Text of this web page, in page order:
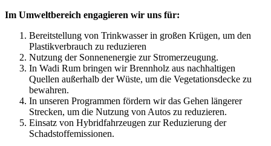
Im Umweltbereich engagieren wir uns für:
Bereitstellung von Trinkwasser in großen Krügen, um den
Plastikverbrauch zu reduzieren
Nutzung der Sonnenenergie zur Stromerzeugung.
In Wadi Rum bringen wir Brennholz aus nachhaltigen
Quellen außerhalb der Wüste, um die Vegetationsdecke zu
bewahren.
In unseren Programmen fördern wir das Gehen längerer
Strecken, um die Nutzung von Autos zu reduzieren.
Einsatz von Hybridfahrzeugen zur Reduzierung der
Schadstoffemissionen.